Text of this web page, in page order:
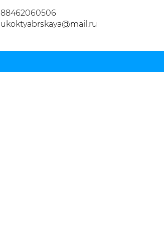
88462060506
ukoktyabrskaya@mail.ru